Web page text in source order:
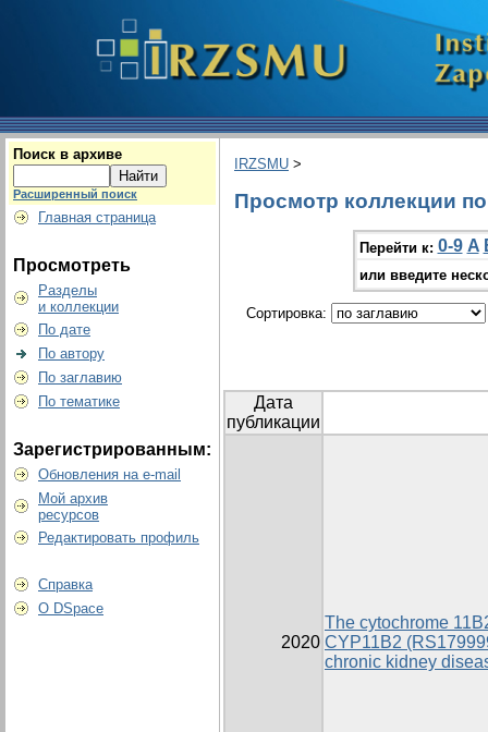
Поиск в архиве
Расширенный поиск
Главная страница
Просмотреть
Разделы
и коллекции
По дате
По автору
По заглавию
По тематике
Зарегистрированным:
Обновления на e-mail
Мой архив
ресурсов
Редактировать профиль
Справка
О DSpace
IRZSMU >
Просмотр коллекции
Перейти к: 0-9 A
или введите
Сортировка:
Дата
публикации
2020
The cytochrome
CYP11B2
chronic kidney